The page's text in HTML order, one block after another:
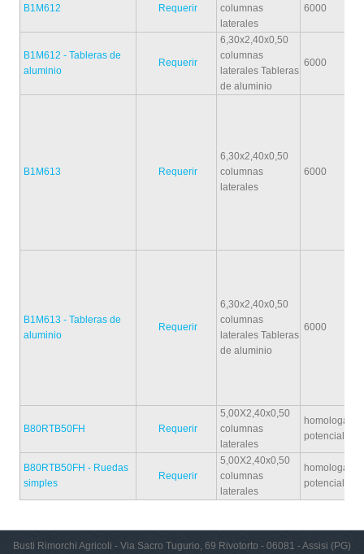
B1M612 Requerir
columnas
laterales
6000
B1M612 - Tableras de
aluminio
Requerir
6,30x2,40x0,50
columnas
laterales Tableras
de aluminio
6000
B1M613 Requerir
6,30x2,40x0,50
columnas
laterales
6000
B1M613 - Tableras de
aluminio
Requerir
6,30x2,40x0,50
columnas
laterales Tableras
de aluminio
6000
B80RTB50FH Requerir
5,00X2,40x0,50
columnas
laterales
B80RTB50FH - Ruedas
simples
Requerir
5,00X2,40x0,50
columnas
laterales
Busti Rimorchi Agricoli - Via Sacro Tugurio, 69 Rivotorto - 06081 - Assisi (PG)